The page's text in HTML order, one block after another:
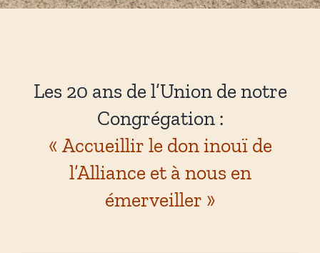
Les 20 ans de l’Union de notre
Congrégation :
« Accueillir le don inouï de
l’Alliance et à nous en
émerveiller »